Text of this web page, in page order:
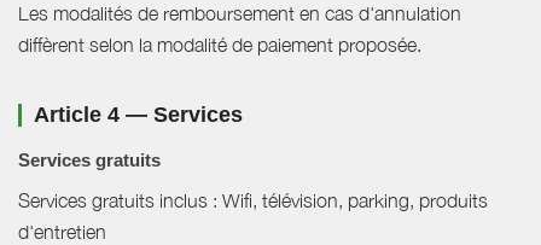
Les modalités de remboursement en cas d'annulation
diffèrent selon la modalité de paiement proposée.
Article 4 — Services
Services gratuits
Services gratuits inclus : Wifi, télévision, parking, produits
d'entretien